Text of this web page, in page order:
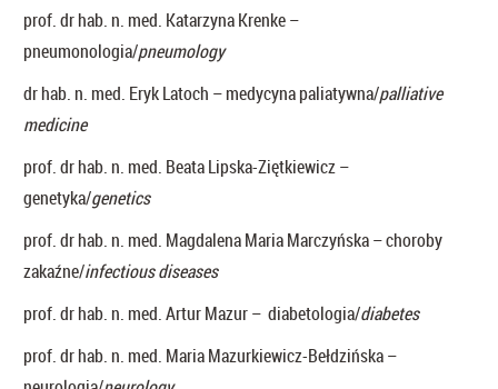
prof. dr hab. n. med. Katarzyna Krenke –
pneumonologia/pneumology
dr hab. n. med. Eryk Latoch – medycyna paliatywna/palliative
medicine
prof. dr hab. n. med. Beata Lipska-Ziętkiewicz –
genetyka/genetics
prof. dr hab. n. med. Magdalena Maria Marczyńska – choroby
zakaźne/infectious diseases
prof. dr hab. n. med. Artur Mazur – diabetologia/diabetes
prof. dr hab. n. med. Maria Mazurkiewicz-Bełdzińska –